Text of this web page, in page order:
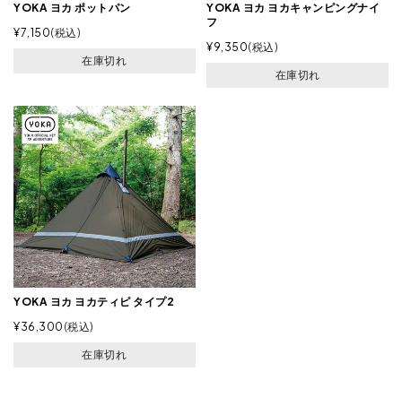
YOKA ヨカ ポットパン
¥7,150 税込
在庫切れ
YOKA ヨカ ヨカキャンピングナイ
フ
¥9,350 税込
在庫切れ
YOKA ヨカ ヨカティピ タイプ2
¥36,300 税込
在庫切れ